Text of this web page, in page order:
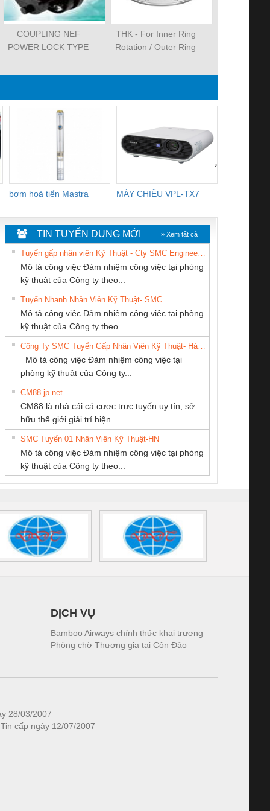
COUPLING NEF
POWER LOCK TYPE
LOẠI KHOÁ TRỤC)
THK - For Inner Ring
Rotation / Outer Ring
bơm hoả tiển Mastra MÁY CHIẾU VPL-TX7
›
An Toàn
Contact
– PSR-
SCP-
FSP/2X1/1X2
sát chuỗi
tấm pin
16I+
(2502520000)
Bộ giám sát chuỗi
tấm pin
TRANSCLINIC 16I+
1K5 L (2433950000)
Bộ giám sát dòng
TRANSCLINIC 16I+
(2008130000)
điện TRANSCLINIC
BKE 1K5.4
(7791400879)2. Giá
Nẹp nhôm chống
trơn Đà Nẵng
TY TNHH
BỊ CÔNG
NIHON
VIỆT
CÔNG TY CỔ
PHẦN DÂY VÀ
CÁP ĐIỆN
THƯỢNG ĐÌNH
Tan Dong Cang
ty TNHH
Mại SX Ba
PHẦN TỰ ĐỘNG
TIẾN HƯNG
Thiết Bị Điện Nam
TIN TUYỂN DỤNG MỚI » Xem tất cả
Tuyển gấp nhân viên Kỹ Thuật - Cty SMC Engineering
Mô tả công việc Đảm nhiệm công việc tại phòng
kỹ thuật của Công ty theo...
Tuyển Nhanh Nhân Viên Kỹ Thuật- SMC
Mô tả công việc Đảm nhiệm công việc tại phòng
kỹ thuật của Công ty theo...
Công Ty SMC Tuyển Gấp Nhân Viên Kỹ Thuật- Hà Nội
Mô tả công việc Đảm nhiệm công việc tại
phòng kỹ thuật của Công ty...
CM88 jp net
CM88 là nhà cái cá cược trực tuyến uy tín, sở
hữu thế giới giải trí hiện...
SMC Tuyển 01 Nhân Viên Kỹ Thuật-HN
Mô tả công việc Đảm nhiệm công việc tại phòng
kỹ thuật của Công ty theo...
DỊCH VỤ
Bamboo Airways chính thức khai trương
Phòng chờ Thương gia tại Côn Đảo
28/03/2007
cấp ngày 12/07/2007